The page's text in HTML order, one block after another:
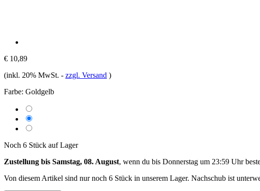
€ 10,89
(inkl. 20% MwSt. - zzgl. Versand )
Farbe: Goldgelb
Noch 6 Stück auf Lager
Zustellung bis Samstag, 08. August, wenn du bis Donnerstag um 23:59 Uhr
Von diesem Artikel sind nur noch 6 Stück in unserem Lager. Nachschub ist